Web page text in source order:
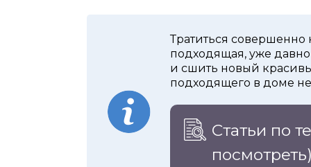
Тратиться совершенно
подходящая, уже
и сшить новый
подходящего в доме
Статьи по